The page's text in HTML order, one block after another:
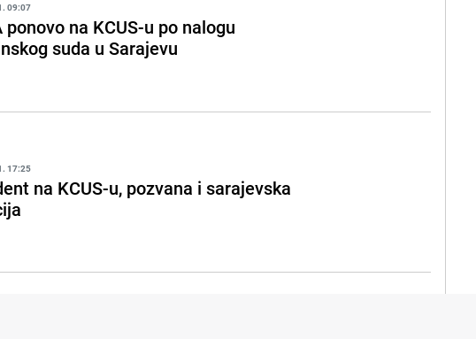
09:07
ponovo na KCUS-u po nalogu
suda u Sarajevu
17:25
na KCUS-u, pozvana i sarajevska